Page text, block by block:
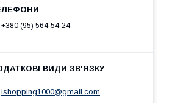
+380 (95) 564-54-24
ishopping1000@gmail.com